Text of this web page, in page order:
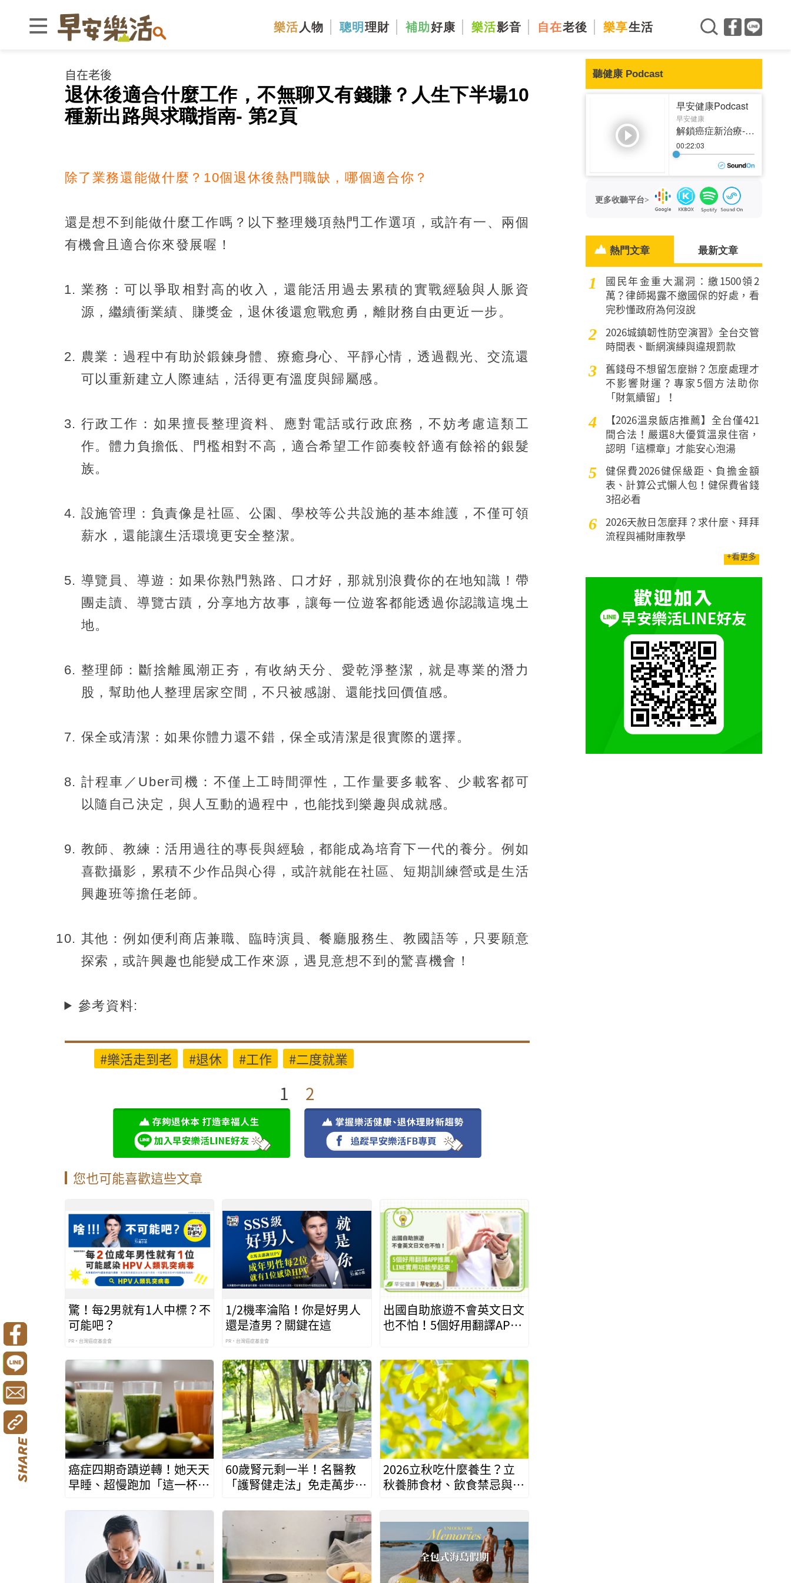
樂活 人物 聰明 理財 補助好康 樂活影音 自在老後 樂享生活
自在老後
退休後適合什麼工作，不無聊又有錢賺？人生下半場10
種新出路與求職指南- 第2頁
除了業務還能做什麼？10個退休後熱門職缺，哪個適合你？
還是想不到能做什麼工作嗎？以下整理幾項熱門工作選項，或許有一、兩個
有機會且適合你來發展喔！
業務：可以爭取相對高的收入，還能活用過去累積的實戰經驗與人脈資
源，繼續衝業績、賺獎金，退休後還愈戰愈勇，離財務自由更近一步。
農業：過程中有助於鍛鍊身體、療癒身心、平靜心情，透過觀光、交流還
可以重新建立人際連結，活得更有溫度與歸屬感。
行政工作：如果擅長整理資料、應對電話或行政庶務，不妨考慮這類工
作。體力負擔低、門檻相對不高，適合希望工作節奏較舒適有餘裕的銀髮
族。
設施管理：負責像是社區、公園、學校等公共設施的基本維護，不僅可領
薪水，還能讓生活環境更安全整潔。
導覽員、導遊：如果你熟門熟路、口才好，那就別浪費你的在地知識！帶
團走讀、導覽古蹟，分享地方故事，讓每一位遊客都能透過你認識這塊土
地。
整理師：斷捨離風潮正夯，有收納天分、愛乾淨整潔，就是專業的潛力
股，幫助他人整理居家空間，不只被感謝、還能找回價值感。
保全或清潔：如果你體力還不錯，保全或清潔是很實際的選擇。
計程車／Uber司機：不僅上工時間彈性，工作量要多載客、少載客都可
以隨自己決定，與人互動的過程中，也能找到樂趣與成就感。
教師、教練：活用過往的專長與經驗，都能成為培育下一代的養分。例如
喜歡攝影，累積不少作品與心得，或許就能在社區、短期訓練營或是生活
興趣班等擔任老師。
其他：例如便利商店兼職、臨時演員、餐廳服務生、教國語等，只要願意
探索，或許興趣也能變成工作來源，遇見意想不到的驚喜機會！
參考資料:
#樂活走到老 #退休 #工作 #二度就業
1 2
您也可能喜歡這些文章
驚！每2男就有1人中標？不
可能吧？
PR・台灣癌症基金會
1/2機率淪陷！你是好男人
還是渣男？關鍵在這
PR・台灣癌症基金會
出國自助旅遊不會英文日文
也不怕！5個好用翻譯APP
癌症四期奇蹟逆轉！她天天
早睡、超慢跑加「這一杯」
60歲腎元剩一半！名醫教
「護腎健走法」免走萬步逆
2026立秋吃什麼養生？立
秋養肺食材、飲食禁忌與防
聽健康 Podcast
更多收聽平台>
熱門文章 最新文章
1
國民年金重大漏洞：繳1500領2
萬？律師揭露不繳國保的好處，看
完秒懂政府為何沒說
2
2026城鎮韌性防空演習》全台交管
時間表、斷網演練與違規罰款
3
舊錢母不想留怎麼辦？怎麼處理才
不影響財運？專家5個方法助你
「財氣續留」！
4
【2026溫泉飯店推薦】全台僅421
間合法！嚴選8大優質溫泉住宿，
認明「這標章」才能安心泡湯
5
健保費2026健保級距、負擔金額
表、計算公式懶人包！健保費省錢
3招必看
6
2026天赦日怎麼拜？求什麼、拜拜
流程與補財庫教學
+看更多